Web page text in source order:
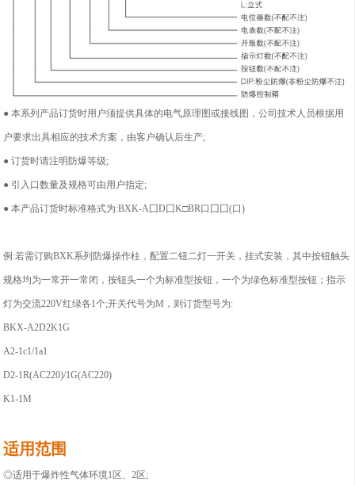
● 本系列产品订货时用户须提供具体的电气原理图或接线图，公司技术人员根据用
户要求出具相应的技术方案，由客户确认后生产;
●订货时请注明防爆等级;
● 引入口数量及规格可由用户指定;
●本产品订货时标准格式为:BXK-A囗D囗K□BR口囗囗(口)
例:若需订购BXK系列防爆操作柱，配置二钮二灯一开关，挂式安装，其中按钮触头
规格均为一常开一常闭，按钮头一个为标准型按钮，一个为绿色标准型按钮；指示
灯为交流220V红绿各1个;开关代号为M，则订货型号为:
BKX-A2D2K1G
A2-1c1/1a1
D2-1R(AC220)/1G(AC220)
K1-1M
适用范围
◎适用于爆炸性气体环境1区、2区;